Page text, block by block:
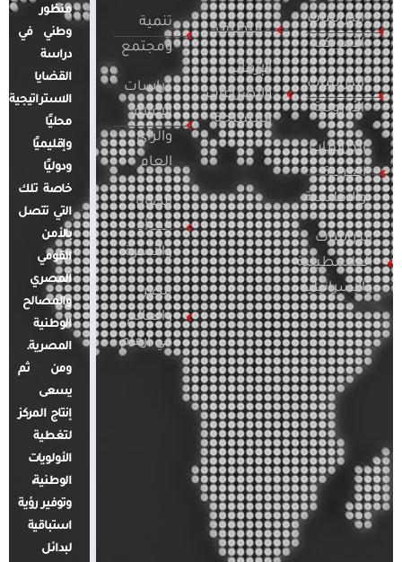
الدراسات
الأمريكية
الدراسات
الأوروبية
الدراسات
العربية
والإقليمية
الدراسات
الفلسطينية
والإسرائيلية
التطرف
الإرهاب
والصراعات
المسلحة
تنمية
ومجتمع
دراسات
الإعلام
والرأي
العام
قضايا
المرأة
والأسرة
مصر
والعالم
في أرقام
منظور
وطني في
دراسة
القضايا
الاستراتيجية
محليًا
وإقليميًا
ودوليًا
خاصة تلك
التي تتصل
بالأمن
القومي
المصري
والمصالح
الوطنية
المصرية.
ومن ثم
يسعى
إنتاج المركز
لتغطية
الأولويات
الوطنية،
وتوفير رؤية
استباقية
لبدائل